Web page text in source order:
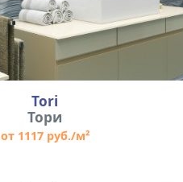
Tori
Тори
от 1117 руб./м²